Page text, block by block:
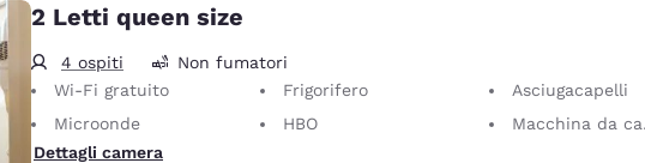
2 Letti queen size
4 ospiti
Non fumatori
Wi-Fi gratuito
Frigorifero
Asciugacapelli
Microonde
HBO
Macchina da caffè
Dettagli camera